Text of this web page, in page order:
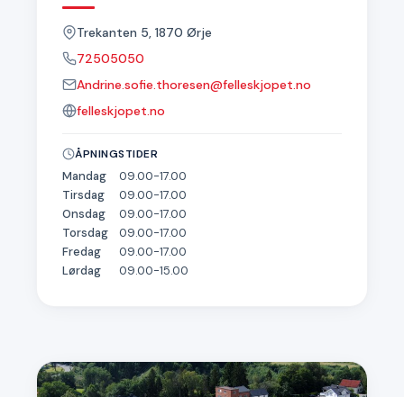
Trekanten 5, 1870 Ørje
72505050
Andrine.sofie.thoresen@felleskjopet.no
felleskjopet.no
ÅPNINGSTIDER
Mandag
09.00-17.00
Tirsdag
09.00-17.00
Onsdag
09.00-17.00
Torsdag
09.00-17.00
Fredag
09.00-17.00
Lørdag
09.00-15.00